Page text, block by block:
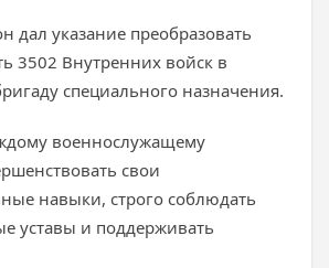
дал указание преобразовать
3502 Внутренних войск в
специального назначения.
военнослужащему
свои
навыки, строго соблюдать
уставы и поддерживать